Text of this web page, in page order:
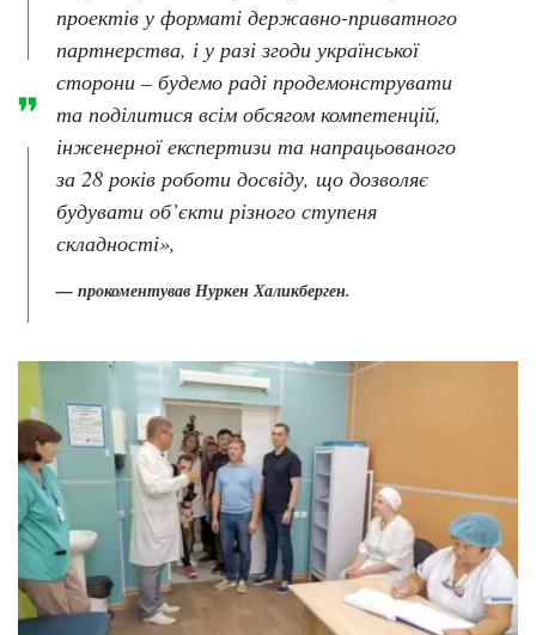
проектів у форматі державно-приватного
партнерства, і у разі згоди української
сторони – будемо раді продемонструвати
та поділитися всім обсягом компетенцій,
інженерної експертизи та напрацьованого
за 28 років роботи досвіду, що дозволяє
будувати об’єкти різного ступеня
складності»,
— прокоментував Нуркен Халикберген.